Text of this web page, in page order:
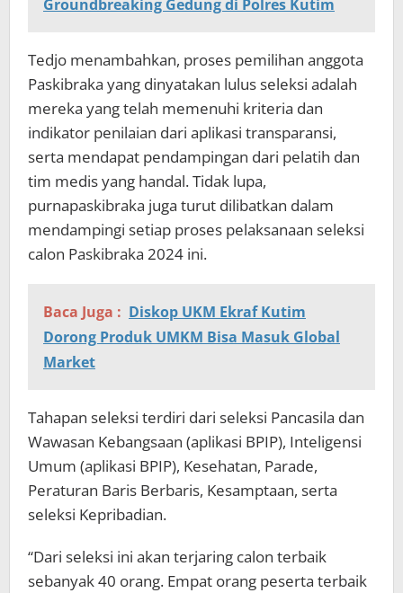
Groundbreaking Gedung di Polres Kutim
Tedjo menambahkan, proses pemilihan anggota
Paskibraka yang dinyatakan lulus seleksi adalah
mereka yang telah memenuhi kriteria dan
indikator penilaian dari aplikasi transparansi,
serta mendapat pendampingan dari pelatih dan
tim medis yang handal. Tidak lupa,
purnapaskibraka juga turut dilibatkan dalam
mendampingi setiap proses pelaksanaan seleksi
calon Paskibraka 2024 ini.
Baca Juga : Diskop UKM Ekraf Kutim
Dorong Produk UMKM Bisa Masuk Global
Market
Tahapan seleksi terdiri dari seleksi Pancasila dan
Wawasan Kebangsaan (aplikasi BPIP), Inteligensi
Umum (aplikasi BPIP), Kesehatan, Parade,
Peraturan Baris Berbaris, Kesamptaan, serta
seleksi Kepribadian.
“Dari seleksi ini akan terjaring calon terbaik
sebanyak 40 orang. Empat orang peserta terbaik